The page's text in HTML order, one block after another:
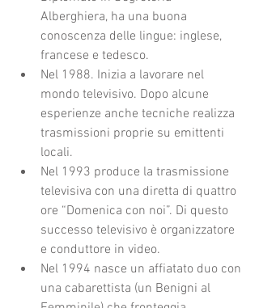
Alberghiera, ha una buona
conoscenza delle lingue: inglese,
francese e tedesco.
Nel 1988. Inizia a lavorare nel
mondo televisivo. Dopo alcune
esperienze anche tecniche realizza
trasmissioni proprie su emittenti
locali.
Nel 1993 produce la trasmissione
televisiva con una diretta di quattro
ore “Domenica con noi”. Di questo
successo televisivo è organizzatore
e conduttore in video.
Nel 1994 nasce un affiatato duo con
una cabarettista (un Benigni al